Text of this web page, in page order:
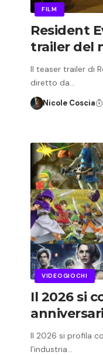
FILM
Resident
trailer del
Il teaser trailer di
diretto da…
Nicole Coscia
VIDEOGIOCHI
Il 2026 si
Il 2026 si profila
l’industria…